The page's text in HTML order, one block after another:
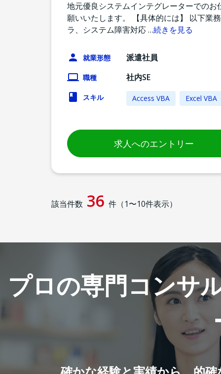
地元優良システムインテグレーターでの
願いいたします。 【具体的には】 以下業
ラ、システム障害対応…続きを見る
就業形態 派遣社員
職種 社内SE
スキル Access VBA Excel VBA
求人へのエントリー
該当件数 36 件（1〜10件表示）
プロの専門コンサ